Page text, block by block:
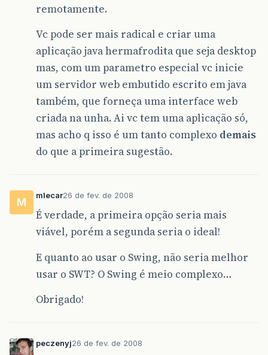
remotamente.
Vc pode ser mais radical e criar uma
aplicação java hermafrodita que seja desktop
mas, com um parametro especial vc inicie
um servidor web embutido escrito em java
também, que forneça uma interface web
criada na unha. Ai vc tem uma aplicação só,
mas acho q isso é um tanto complexo demais
do que a primeira sugestão.
M
mlecar26 de fev. de 2008
É verdade, a primeira opção seria mais
viável, porém a segunda seria o ideal!
E quanto ao usar o Swing, não seria melhor
usar o SWT? O Swing é meio complexo…
Obrigado!
peczenyj26 de fev. de 2008